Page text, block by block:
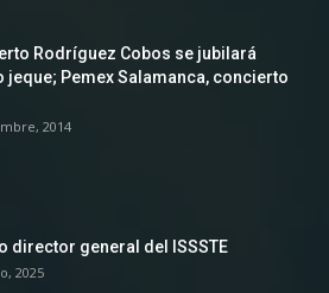
Rodríguez Cobos se jubilará
jeque; Pemex Salamanca, concierto
2014
director general del ISSSTE
2025